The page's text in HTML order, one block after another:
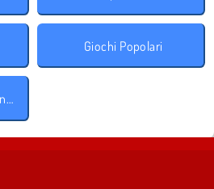
Giochi Popolari
Giochi per Giocatore Singolo